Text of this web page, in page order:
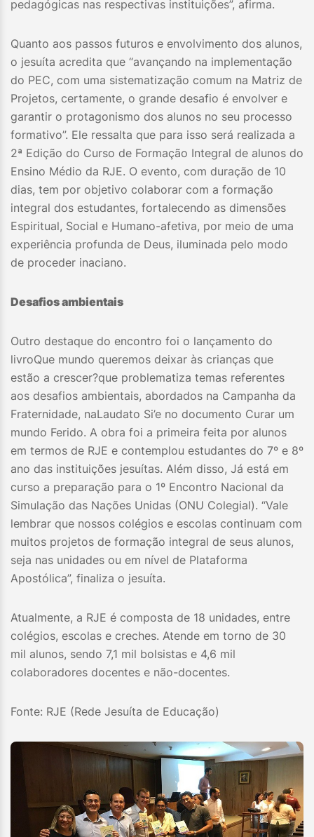
pedagógicas nas respectivas instituições”, afirma.
Quanto aos passos futuros e envolvimento dos alunos,
o jesuíta acredita que “avançando na implementação
do PEC, com uma sistematização comum na Matriz de
Projetos, certamente, o grande desafio é envolver e
garantir o protagonismo dos alunos no seu processo
formativo”. Ele ressalta que para isso será realizada a
2ª Edição do Curso de Formação Integral de alunos do
Ensino Médio da RJE. O evento, com duração de 10
dias, tem por objetivo colaborar com a formação
integral dos estudantes, fortalecendo as dimensões
Espiritual, Social e Humano-afetiva, por meio de uma
experiência profunda de Deus, iluminada pelo modo
de proceder inaciano.
Desafios ambientais
Outro destaque do encontro foi o lançamento do
livroQue mundo queremos deixar às crianças que
estão a crescer?que problematiza temas referentes
aos desafios ambientais, abordados na Campanha da
Fraternidade, naLaudato Si’e no documento Curar um
mundo Ferido. A obra foi a primeira feita por alunos
em termos de RJE e contemplou estudantes do 7º e 8º
ano das instituições jesuítas. Além disso, Já está em
curso a preparação para o 1º Encontro Nacional da
Simulação das Nações Unidas (ONU Colegial). “Vale
lembrar que nossos colégios e escolas continuam com
muitos projetos de formação integral de seus alunos,
seja nas unidades ou em nível de Plataforma
Apostólica”, finaliza o jesuíta.
Atualmente, a RJE é composta de 18 unidades, entre
colégios, escolas e creches. Atende em torno de 30
mil alunos, sendo 7,1 mil bolsistas e 4,6 mil
colaboradores docentes e não-docentes.
Fonte: RJE (Rede Jesuíta de Educação)